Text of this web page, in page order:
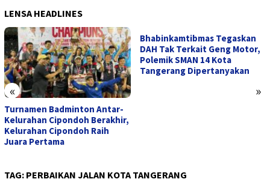
LENSA HEADLINES
« »
Turnamen Badminton Antar-
Kelurahan Cipondoh Berakhir,
Kelurahan Cipondoh Raih
Juara Pertama
Bhabinkamtibmas Tegaskan
DAH Tak Terkait Geng Motor,
Polemik SMAN 14 Kota
Tangerang Dipertanyakan
TAG: PERBAIKAN JALAN KOTA TANGERANG